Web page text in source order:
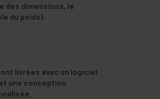
des dimensions, le
du poids).
livrées avec un logiciel
une conception